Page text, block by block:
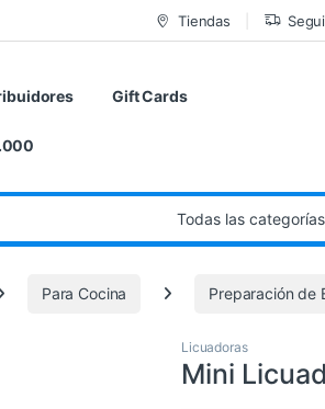
Tiendas
Gift Cards
Para Cocina Preparación de
Licuadoras
Mini